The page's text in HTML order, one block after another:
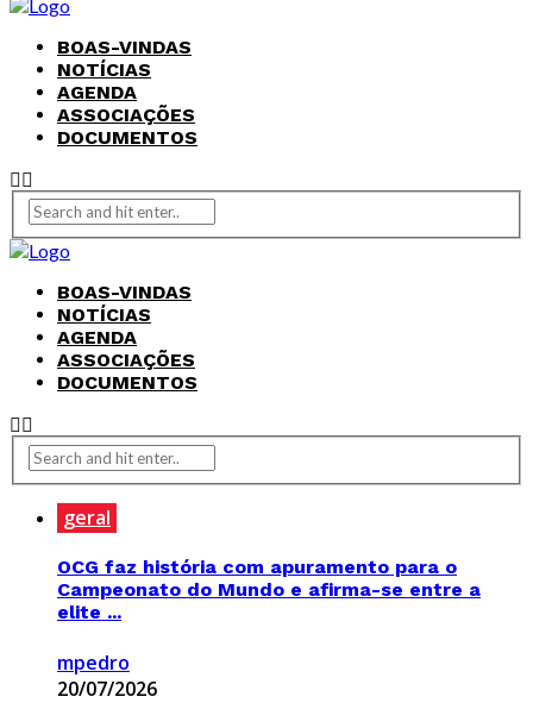
BOAS-VINDAS
NOTÍCIAS
AGENDA
ASSOCIAÇÕES
DOCUMENTOS
BOAS-VINDAS
NOTÍCIAS
AGENDA
ASSOCIAÇÕES
DOCUMENTOS
geral
OCG faz história com apuramento para o
Campeonato do Mundo e afirma-se entre a
elite ...
mpedro
20/07/2026